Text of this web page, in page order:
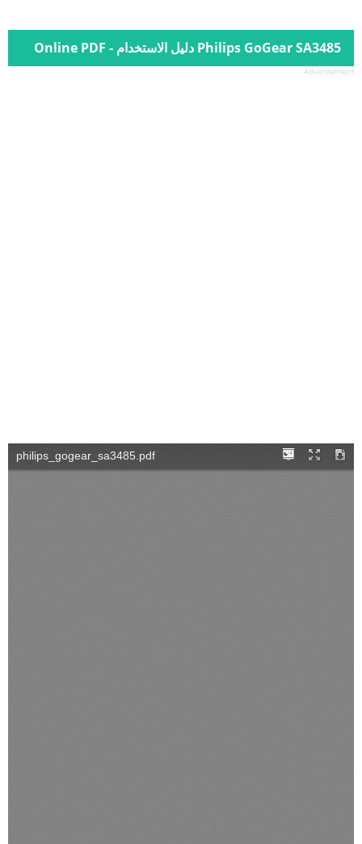
Philips GoGear SA3485 دليل الاستخدام - Online PDF
Advertisement